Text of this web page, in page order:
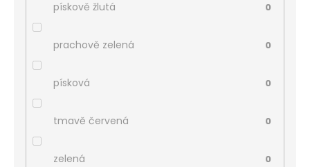
pískově žlutá 0
prachově zelená 0
písková 0
tmavě červená 0
zelená 0